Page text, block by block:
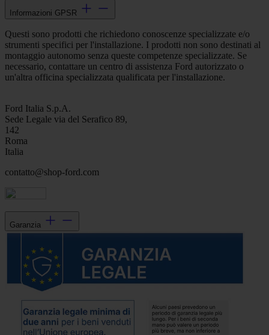
Informazioni GPSR
Questi sono prodotti che richiedono conoscenze specializzate e/o
strumenti specifici per l'installazione. I prodotti non sono destinati al
montaggio autonomo senza queste competenze specializzate. Se
necessario, contattare un centro di assistenza Ford autorizzato o
un'altra officina specializzata qualificata per l'installazione.
Ford Italia S.p.A.
Sede Legale via del Serafico 89,
142
Roma
Italia
contatto@shop-ford.com
Garanzia